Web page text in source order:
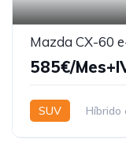
Mazda CX-60
585€/
SUV Híbrido